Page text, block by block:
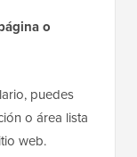
o
puedes
o área lista
web.